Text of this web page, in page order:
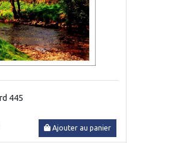
445
Ajouter au panier